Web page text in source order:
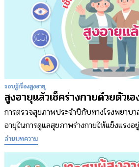
รอบรู้เรื่องสูงอายุ
สูงอายุแล้วเช็คร่างกายด้วยตัวเ
การตรวจสุขภาพประจำปีกับทางโรงพยาบ
อายุในการดูแลสุขภาพร่างกายให้แข็งแรงอ
อ่านบทความ